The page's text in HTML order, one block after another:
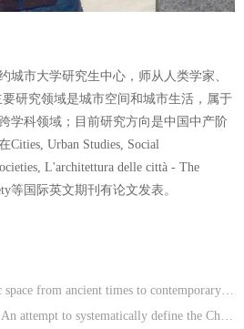
城市大学研究生中心，师从人类学家、
研究领域是城市空间和城市生活，属于
学科领域；目前研究方向是中国中产阶
Urban Studies, Social
L'architettura delle città - The
等国际英文期刊有论文发表。